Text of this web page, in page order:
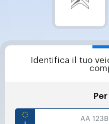
Identifica il tuo